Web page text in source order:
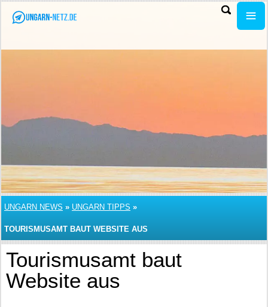
UNGARN NEWS » UNGARN TIPPS »
TOURISMUSAMT BAUT WEBSITE AUS
Tourismusamt baut
Website aus